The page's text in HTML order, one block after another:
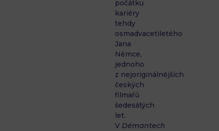
počátku
kariéry
tehdy
osmadvacetiletého
Jana
Němce,
jednoho
z nejoriginálnějších
českých
filmařů
šedesátých
let.
V Démantech